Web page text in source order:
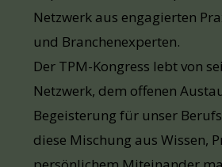
Netzwerk aus engagierten
und Branchenexperten.
Der TPM-Kongress lebt von
Netzwerk, dem offenen
Begeisterung für unser
diese Mischung aus Wissen,